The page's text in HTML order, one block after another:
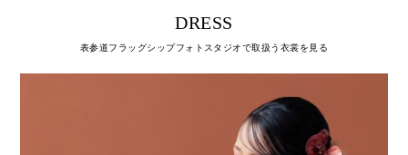
DRESS
表参道フラッグシップフォトスタジオで取扱う衣裳を見る